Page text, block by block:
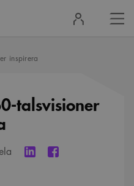
in
inspirera
talsvisioner